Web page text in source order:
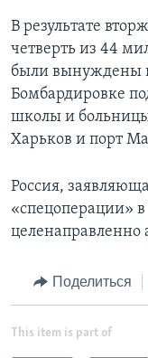
В результате
четверть из 44
были вынуждены
Бомбардировке
школы и
Харьков и порт
Россия,
«спецоперации»
Поделиться
This item is part of